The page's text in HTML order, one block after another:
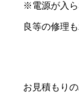
※電源が入
良等の修理
お見積もり